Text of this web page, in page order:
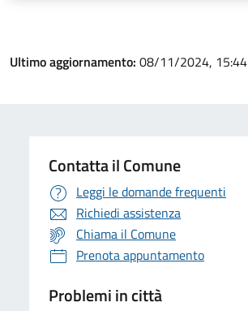
Ultimo aggiornamento: 08/11/2024, 15:44
Contatta il Comune
Leggi le domande frequenti
Richiedi assistenza
Chiama il Comune
Prenota appuntamento
Problemi in città